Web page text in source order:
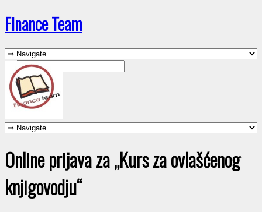
Finance Team
Online prijava za „Kurs za ovlašćenog
knjigovodju“